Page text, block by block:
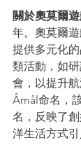
關於奧莫爾
年。奧莫爾
提供多元化
類活動，如
會，以提升
Åmål命名，
名，反映了
洋生活方式引